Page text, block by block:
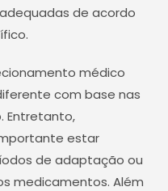
de acordo
médico
com base nas
Entretanto,
estar
de adaptação ou
medicamentos. Além